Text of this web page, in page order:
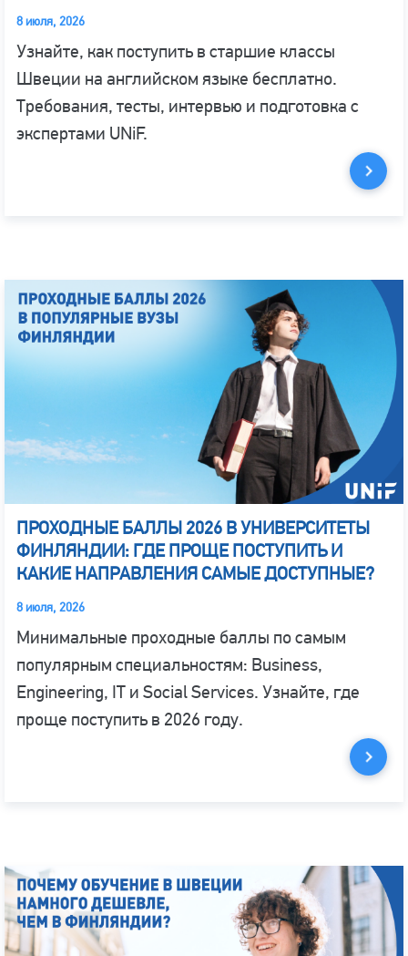
8 июля, 2026
Узнайте, как поступить в старшие классы
Швеции на английском языке бесплатно.
Требования, тесты, интервью и подготовка с
экспертами UNiF.
ПРОХОДНЫЕ БАЛЛЫ 2026 В УНИВЕРСИТЕТЫ
ФИНЛЯНДИИ: ГДЕ ПРОЩЕ ПОСТУПИТЬ И
КАКИЕ НАПРАВЛЕНИЯ САМЫЕ ДОСТУПНЫЕ?
8 июля, 2026
Минимальные проходные баллы по самым
популярным специальностям: Business,
Engineering, IT и Social Services. Узнайте, где
проще поступить в 2026 году.